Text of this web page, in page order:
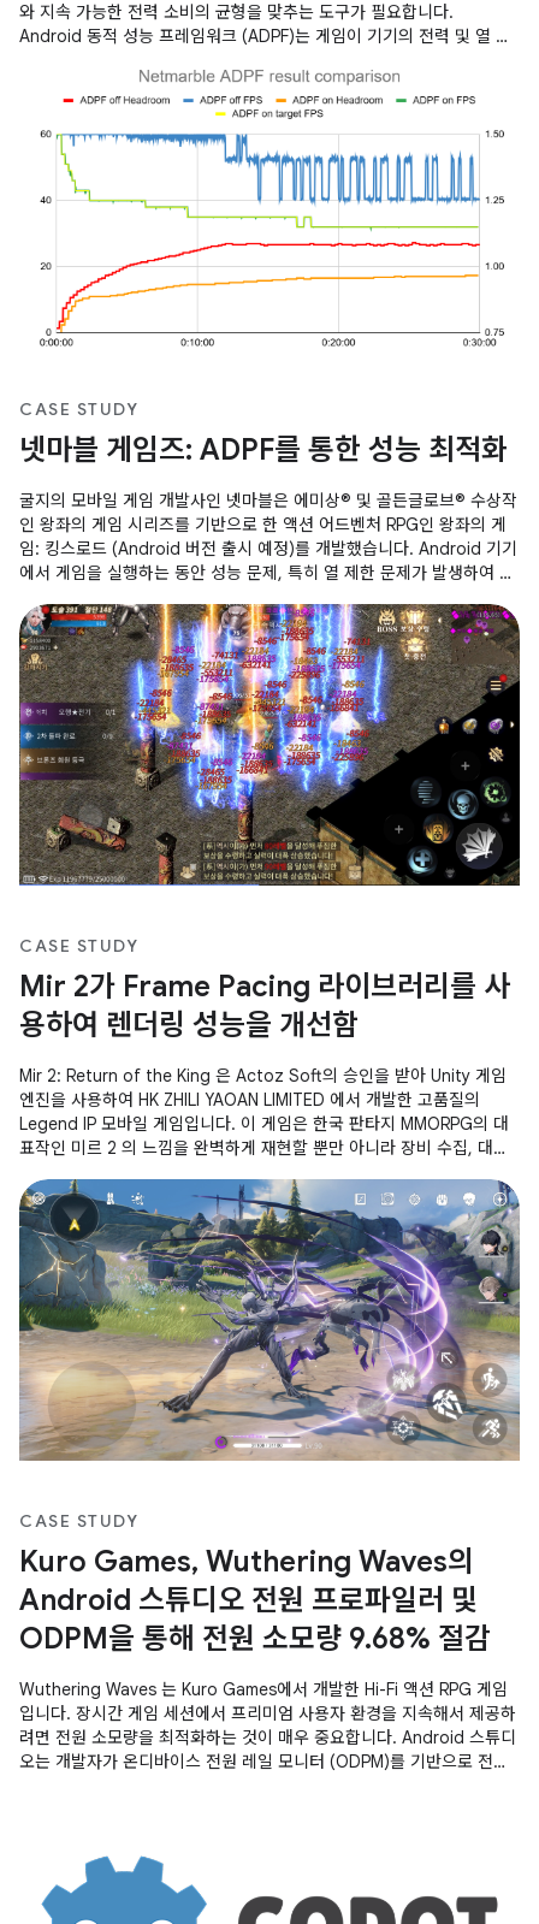
와 지속 가능한 전력 소비의 균형을 맞추는 도구가 필요합니다.
Android 동적 성능 프레임워크 (ADPF)는 게임이 기기의 전력 및 열 시
러한 세부 조정된 최적화를 지원합니다. UNISOC은 이러한 도구를 활용
하여 SoC에서 우수한
CASE STUDY
넷마블 게임즈: ADPF를 통한 성능 최적화
굴지의 모바일 게임 개발사인 넷마블은 에미상® 및 골든글로브® 수상작
인 왕좌의 게임 시리즈를 기반으로 한 액션 어드벤처 RPG인 왕좌의 게
임: 킹스로드 (Android 버전 출시 예정)를 개발했습니다. Android 기기
에서 게임을 실행하는 동안 성능 문제, 특히 열 제한 문제가 발생하여 지
Android 적응형 성능 프레임워크 (ADPF) 를 전략적으로 활용하고 해상
도 조정 및
CASE STUDY
Mir 2가 Frame Pacing 라이브러리를 사
용하여 렌더링 성능을 개선함
Mir 2: Return of the King 은 Actoz Soft의 승인을 받아 Unity 게임
엔진을 사용하여 HK ZHILI YAOAN LIMITED 에서 개발한 고품질의
Legend IP 모바일 게임입니다. 이 게임은 한국 판타지 MMORPG의 대
표작인 미르 2 의 느낌을 완벽하게 재현할 뿐만 아니라 장비 수집, 대규
를 많이 제공합니다. 이 게임은 Android
CASE STUDY
Kuro Games, Wuthering Waves의
Android 스튜디오 전원 프로파일러 및
ODPM을 통해 전원 소모량 9.68% 절감
Wuthering Waves 는 Kuro Games에서 개발한 Hi-Fi 액션 RPG 게임
입니다. 장시간 게임 세션에서 프리미엄 사용자 환경을 지속해서 제공하
려면 전원 소모량을 최적화하는 것이 매우 중요합니다. Android 스튜디
오는 개발자가 온디바이스 전원 레일 모니터 (ODPM)를 기반으로 전원